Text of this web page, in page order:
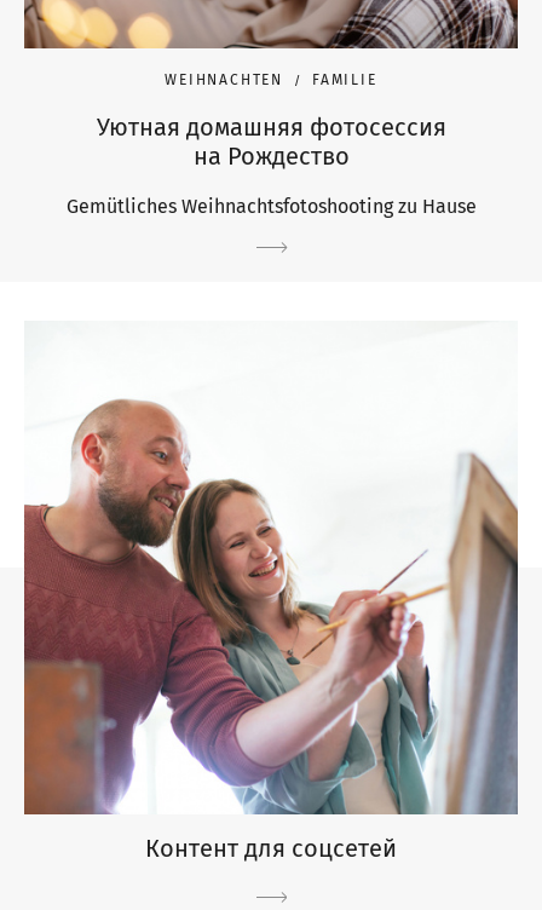
WEIHNACHTEN FAMILIE
Уютная домашняя фотосессия
на Рождество
Gemütliches Weihnachtsfotoshooting zu Hause
Контент для соцсетей